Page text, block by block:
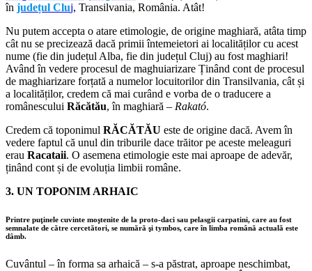
în județul Cluj, Transilvania, România. Atât!
Nu putem accepta o atare etimologie, de origine maghiară, atâta timp
cât nu se precizează dacă primii întemeietori ai localităților cu acest
nume (fie din județul Alba, fie din județul Cluj) au fost maghiari!
Având în vedere procesul de maghuiarizare Ținând cont de procesul
de maghiarizare forțată a numelor locuitorilor din Transilvania, cât și
a localităților, credem că mai curând e vorba de o traducere a
românescului Răcătău, în maghiară – Rakató.
Credem că toponimul RĂCĂTĂU este de origine dacă. Avem în
vedere faptul că unul din triburile dace trăitor pe aceste meleaguri
erau Racataii. O asemena etimologie este mai aproape de adevăr,
ținând cont și de evoluția limbii române.
3. UN TOPONIM ARHAIC
Printre puţinele cuvinte moştenite de la proto-daci sau pelasgii carpatini, care au fost
semnalate de către cercetători, se numără şi tymbos, care în limba română actuală este
dâmb.
Cuvântul – în forma sa arhaică – s-a păstrat, aproape neschimbat,